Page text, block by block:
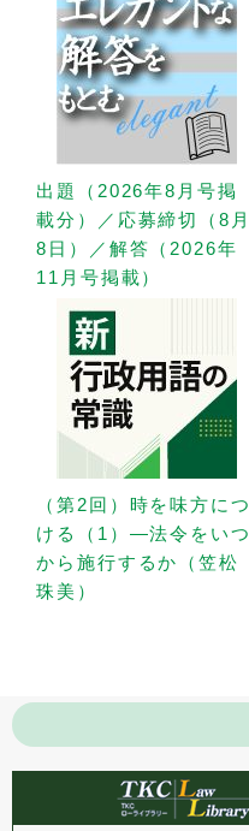
出題（2026年8月号掲
載分）／応募締切（8月
8日）／解答（2026年
11月号掲載）
（第2回）時を味方につ
ける（1）—法令をいつ
から施行するか（笠松
珠美）